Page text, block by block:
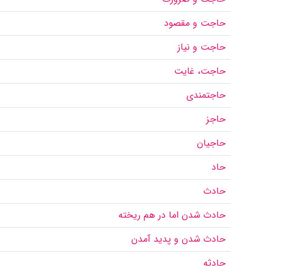
حاجت و مقصود
حاجت و نیاز
حاجت، غایت
حاجتمندی
حاجز
حاجیان
حاد
حادث
حادث شدن اما در هم ریخته
حادث شدن و پدید آمدن
حادثه